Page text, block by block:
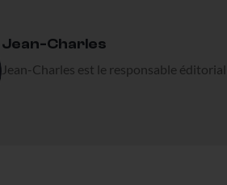
Jean-Charles
Jean-Charles est le responsable